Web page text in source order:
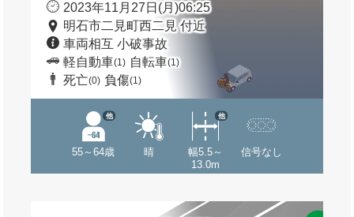
2023年11月27日(月)06:25
明石市二見町西二見 付近
車両相互 小破事故
軽自動車(1) 自転車(1)
死亡(0) 負傷(1)
55～64歳
他
晴
幅5.5～
13.0m
他
信号なし